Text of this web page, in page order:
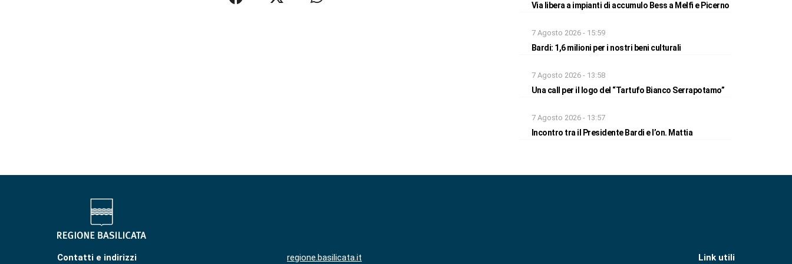
Via libera a impianti di accumulo Bess a Melfi e Picerno
7 Agosto 2026 - 15:59
Bardi: 1,6 milioni per i nostri beni culturali
7 Agosto 2026 - 13:58
Una call per il logo del “Tartufo Bianco Serrapotamo”
7 Agosto 2026 - 13:57
Incontro tra il Presidente Bardi e l’on. Mattia
Contatti e indirizzi regione.basilicata.it Link utili